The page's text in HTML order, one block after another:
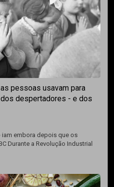
pessoas usavam para
despertadores - e dos
embora depois que os
Durante a Revolução Industrial